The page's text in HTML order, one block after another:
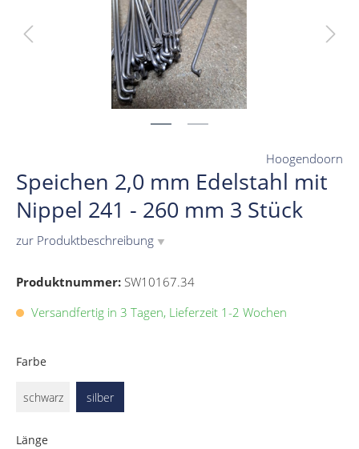
Speichen 2,0 mm Edelstahl mit
Nippel 241 - 260 mm 3 Stück
zur Produktbeschreibung ▼
Hoogendoorn
Produktnummer: SW10167.34
Versandfertig in 3 Tagen, Lieferzeit 1-2 Wochen
Farbe
schwarz silber
Länge